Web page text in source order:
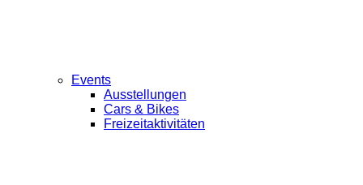
Events
Ausstellungen
Cars & Bikes
Freizeitaktivitäten